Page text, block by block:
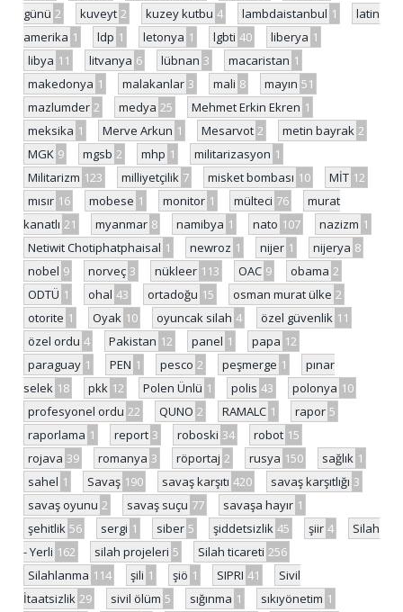
günü 2 kuveyt 2 kuzey kutbu 4 lambdaistanbul 1
latin
amerika 1 ldp 1 letonya 1 lgbti 40 liberya 1
libya 11 litvanya 6 lübnan 3 macaristan 1
makedonya 1 malakanlar 3 mali 8 mayın 51
mazlumder 2 medya 25 Mehmet Erkin Ekren 1
meksika 1 Merve Arkun 1 Mesarvot 2 metin bayrak 2
MGK 9 mgsb 2 mhp 1 militarizasyon 1
Militarizm 123 milliyetçilik 7 misket bombası 10 MİT 12
mısır 16 mobese 1 monitor 1 mülteci 76
murat
kanatlı 21 myanmar 8 namibya 1 nato 107 nazizm 1
Netiwit Chotiphatphaisal 1 newroz 1 nijer 1 nijerya 8
nobel 9 norveç 3 nükleer 113 OAC 9 obama 2
ODTÜ 1 ohal 43 ortadoğu 15 osman murat ülke 2
otorite 1 Oyak 10 oyuncak silah 4 özel güvenlik 11
özel ordu 4 Pakistan 12 panel 1 papa 12
paraguay 1 PEN 1 pesco 2 peşmerge 1
pınar
selek 18 pkk 12 Polen Ünlü 1 polis 43 polonya 10
profesyonel ordu 22 QUNO 2 RAMALC 1 rapor 5
raporlama 1 report 3 roboski 34 robot 15
rojava 39 romanya 3 röportaj 2 rusya 150 sağlık 1
sahel 1 Savaş 190 savaş karşıtı 420 savaş karşıtlığı 3
savaş oyunu 2 savaş suçu 77 savaşa hayır 1
şehitlik 56 sergi 1 siber 5 şiddetsizlik 45 şiir 4
Silah
- Yerli 162 silah projeleri 5 Silah ticareti 256
Silahlanma 114 şili 1 şiö 1 SIPRI 41
Sivil
İtaatsizlik 29 sivil ölüm 5 sığınma 1 sıkıyönetim 1